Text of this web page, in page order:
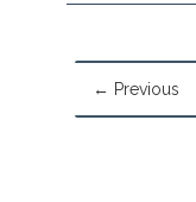
← Previous